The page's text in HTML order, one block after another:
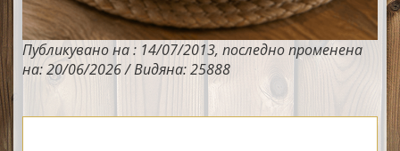
Публикувано на : 14/07/2013, последно променена
на: 20/06/2026 / Видяна: 25888